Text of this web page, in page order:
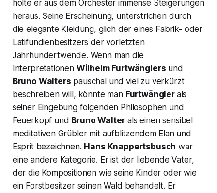
holte er aus dem Orchester immense Steigerungen
heraus. Seine Erscheinung, unterstrichen durch
die elegante Kleidung, glich der eines Fabrik- oder
Latifundienbesitzers der vorletzten
Jahrhundertwende. Wenn man die
Interpretationen Wilhelm Furtwänglers und
Bruno Walters pauschal und viel zu verkürzt
beschreiben will, könnte man Furtwängler als
seiner Eingebung folgenden Philosophen und
Feuerkopf und Bruno Walter als einen sensibel
meditativen Grübler mit aufblitzendem Elan und
Esprit bezeichnen. Hans Knappertsbusch war
eine andere Kategorie. Er ist der liebende Vater,
der die Kompositionen wie seine Kinder oder wie
ein Forstbesitzer seinen Wald behandelt. Er